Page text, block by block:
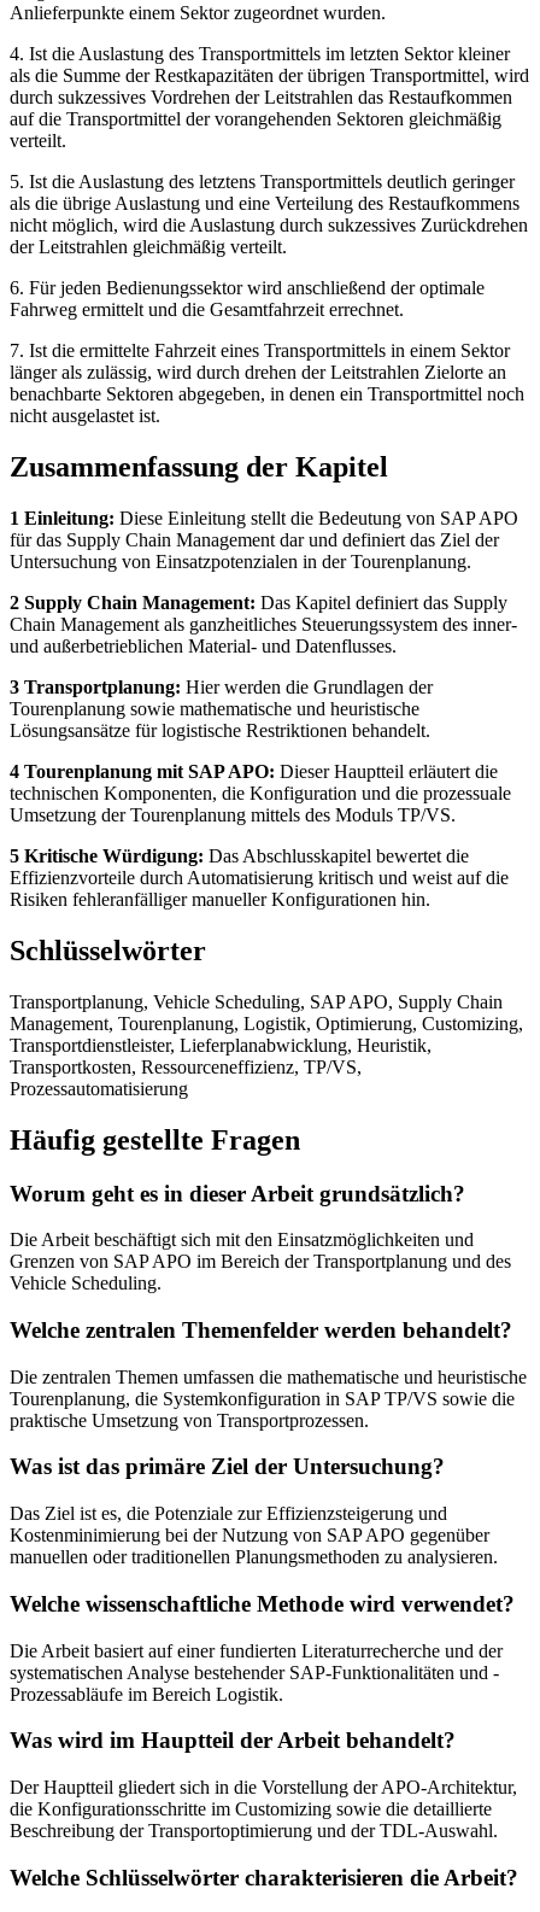
Anlieferpunkte einem Sektor zugeordnet wurden.
4. Ist die Auslastung des Transportmittels im letzten Sektor kleiner
als die Summe der Restkapazitäten der übrigen Transportmittel, wird
durch sukzessives Vordrehen der Leitstrahlen das Restaufkommen
auf die Transportmittel der vorangehenden Sektoren gleichmäßig
verteilt.
5. Ist die Auslastung des letztens Transportmittels deutlich geringer
als die übrige Auslastung und eine Verteilung des Restaufkommens
nicht möglich, wird die Auslastung durch sukzessives Zurückdrehen
der Leitstrahlen gleichmäßig verteilt.
6. Für jeden Bedienungssektor wird anschließend der optimale
Fahrweg ermittelt und die Gesamtfahrzeit errechnet.
7. Ist die ermittelte Fahrzeit eines Transportmittels in einem Sektor
länger als zulässig, wird durch drehen der Leitstrahlen Zielorte an
benachbarte Sektoren abgegeben, in denen ein Transportmittel noch
nicht ausgelastet ist.
Zusammenfassung der Kapitel
1 Einleitung: Diese Einleitung stellt die Bedeutung von SAP APO
für das Supply Chain Management dar und definiert das Ziel der
Untersuchung von Einsatzpotenzialen in der Tourenplanung.
2 Supply Chain Management: Das Kapitel definiert das Supply
Chain Management als ganzheitliches Steuerungssystem des inner-
und außerbetrieblichen Material- und Datenflusses.
3 Transportplanung: Hier werden die Grundlagen der
Tourenplanung sowie mathematische und heuristische
Lösungsansätze für logistische Restriktionen behandelt.
4 Tourenplanung mit SAP APO: Dieser Hauptteil erläutert die
technischen Komponenten, die Konfiguration und die prozessuale
Umsetzung der Tourenplanung mittels des Moduls TP/VS.
5 Kritische Würdigung: Das Abschlusskapitel bewertet die
Effizienzvorteile durch Automatisierung kritisch und weist auf die
Risiken fehleranfälliger manueller Konfigurationen hin.
Schlüsselwörter
Transportplanung, Vehicle Scheduling, SAP APO, Supply Chain
Management, Tourenplanung, Logistik, Optimierung, Customizing,
Transportdienstleister, Lieferplanabwicklung, Heuristik,
Transportkosten, Ressourceneffizienz, TP/VS,
Prozessautomatisierung
Häufig gestellte Fragen
Worum geht es in dieser Arbeit grundsätzlich?
Die Arbeit beschäftigt sich mit den Einsatzmöglichkeiten und
Grenzen von SAP APO im Bereich der Transportplanung und des
Vehicle Scheduling.
Welche zentralen Themenfelder werden behandelt?
Die zentralen Themen umfassen die mathematische und heuristische
Tourenplanung, die Systemkonfiguration in SAP TP/VS sowie die
praktische Umsetzung von Transportprozessen.
Was ist das primäre Ziel der Untersuchung?
Das Ziel ist es, die Potenziale zur Effizienzsteigerung und
Kostenminimierung bei der Nutzung von SAP APO gegenüber
manuellen oder traditionellen Planungsmethoden zu analysieren.
Welche wissenschaftliche Methode wird verwendet?
Die Arbeit basiert auf einer fundierten Literaturrecherche und der
systematischen Analyse bestehender SAP-Funktionalitäten und -
Prozessabläufe im Bereich Logistik.
Was wird im Hauptteil der Arbeit behandelt?
Der Hauptteil gliedert sich in die Vorstellung der APO-Architektur,
die Konfigurationsschritte im Customizing sowie die detaillierte
Beschreibung der Transportoptimierung und der TDL-Auswahl.
Welche Schlüsselwörter charakterisieren die Arbeit?